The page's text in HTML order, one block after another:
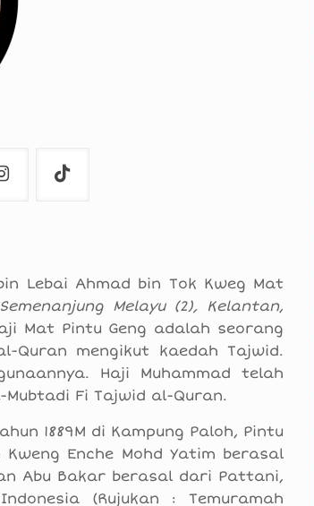
Lebai Ahmad bin Tok Kweg Mat
Melayu (2), Kelantan,
Mat Pintu Geng adalah seorang
mengikut kaedah Tajwid.
Haji Muhammad telah
Fi Tajwid al-Quran.
1889M di Kampung Paloh, Pintu
Enche Mohd Yatim berasal
Abu Bakar berasal dari Pattani,
(Rujukan : Temuramah